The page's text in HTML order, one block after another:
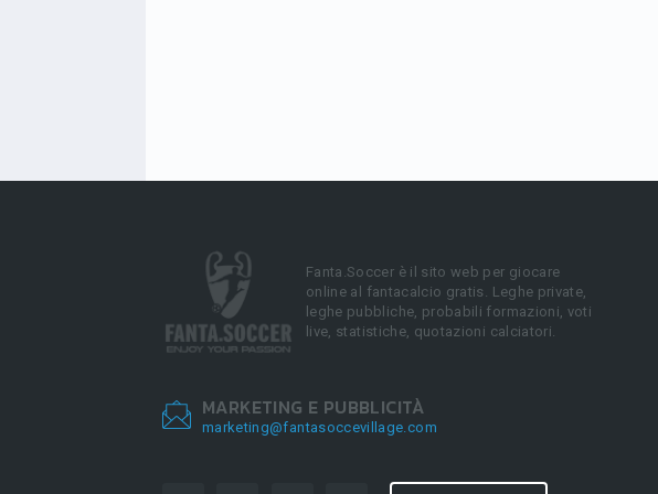
Fanta.Soccer è il sito web per giocare
online al fantacalcio gratis. Leghe private,
leghe pubbliche, probabili formazioni, voti
live, statistiche, quotazioni calciatori.
MARKETING E PUBBLICITÀ
marketing@fantasoccevillage.com